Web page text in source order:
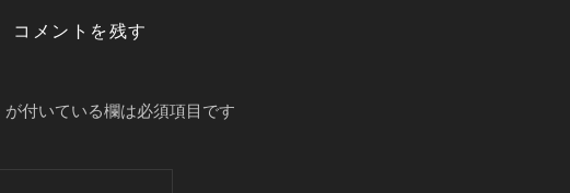
コメントを残す
が付いている欄は必須項目です